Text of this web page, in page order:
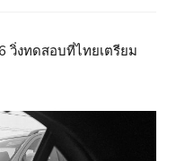
วิ่งทดสอบที่ไทยเตรียม